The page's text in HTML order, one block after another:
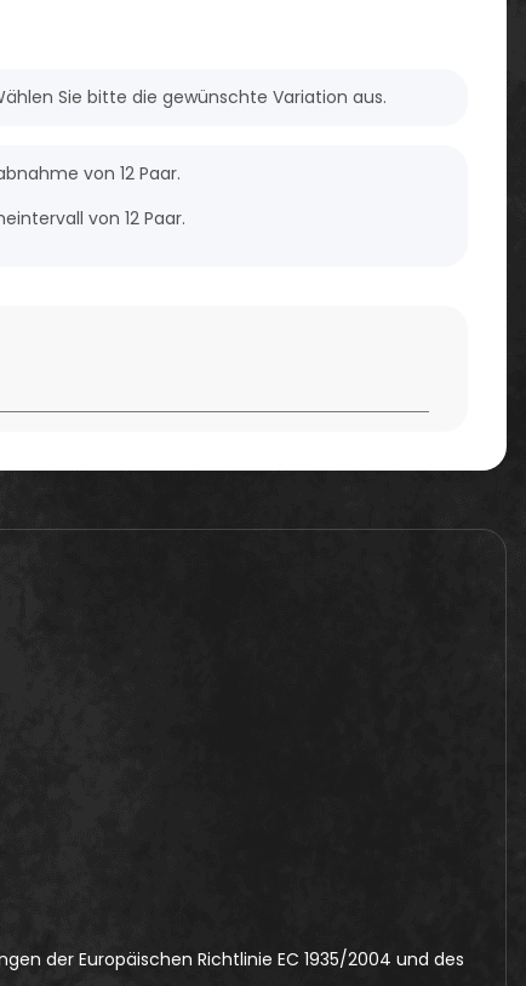
Sie bitte die gewünschte Variation aus.
von 12 Paar.
von 12 Paar.
der Europäischen Richtlinie EC 1935/2004 und des